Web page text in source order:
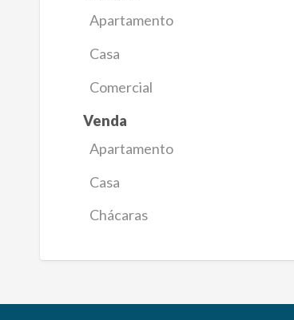
Apartamento
Casa
Comercial
Venda
Apartamento
Casa
Chácaras